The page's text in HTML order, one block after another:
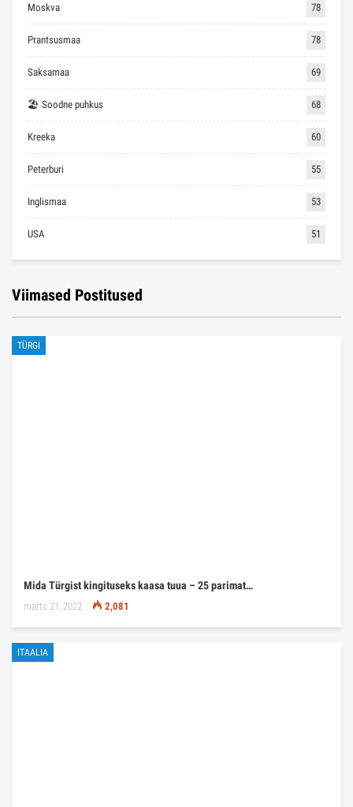
Moskva 78
Prantsusmaa 78
Saksamaa 69
🏖 Soodne puhkus 68
Kreeka 60
Peterburi 55
Inglismaa 53
USA 51
Viimased Postitused
TÜRGI
Mida Türgist kingituseks kaasa tuua – 25 parimat…
märts 21, 2022 2,081
ITAALIA